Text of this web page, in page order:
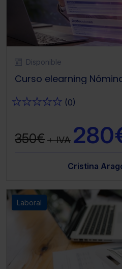
navegador. Si no
que sean indispensables
Saber más acerca de las
Disponible
Curso elearning
★★★★★ (0)
350€+ IVA
Cristina
Laboral